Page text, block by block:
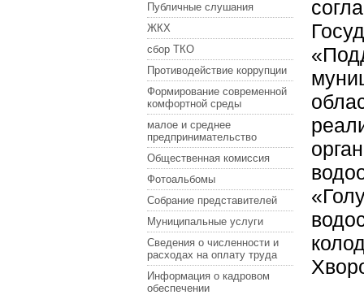
Публичные слушания
ЖКХ
сбор ТКО
Противодействие коррупции
Формирование современной
комфортной среды
малое и среднее
предпринимательство
Общественная комиссия
Фотоальбомы
Собрание представителей
Муниципальные услуги
Сведения о численности и
расходах на оплату труда
Информация о кадровом
обеспечении